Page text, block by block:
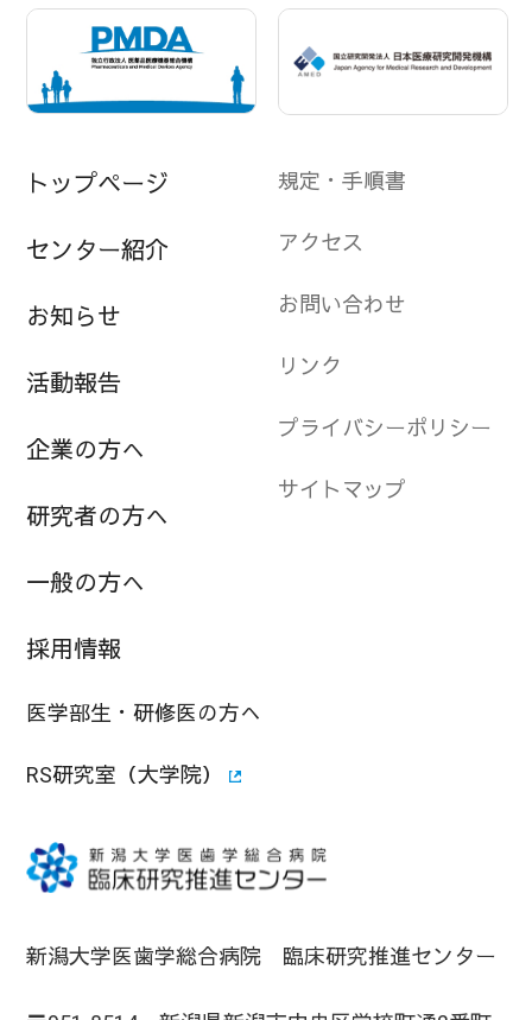
トップページ
センター紹介
お知らせ
活動報告
企業の方へ
研究者の方へ
一般の方へ
採用情報
医学部生・研修医の方へ
RS研究室（大学院）
規定・手順書
アクセス
お問い合わせ
リンク
プライバシーポリシー
サイトマップ
新潟大学医歯学総合病院 臨床研究推進センター